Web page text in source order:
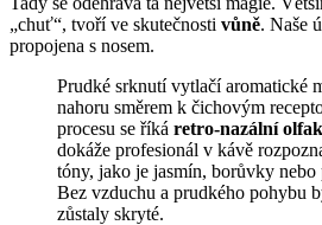
„chuť“, tvoří ve skutečnosti vůně. Naše
propojena s nosem.
Prudké srknutí vytlačí aromatické
nahoru směrem k čichovým
procesu se říká retro-nazální
dokáže profesionál v kávě
tóny, jako je jasmín, borůvky nebo
Bez vzduchu a prudkého pohybu
zůstaly skryté.